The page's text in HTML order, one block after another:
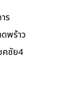
ร
พร้าว
คชัย4